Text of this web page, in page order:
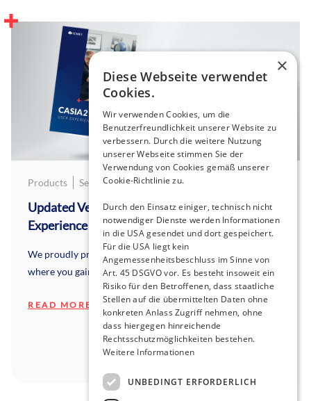
Products September 9, 2025
Updated Version 2025: CASIA2 User
Experience
We proudly present our brand new, updated brochure
where you gain insights from CASIA2 users.
READ MORE
×
Diese Webseite verwendet
Cookies.
Wir verwenden Cookies, um die
Benutzerfreundlichkeit unserer Website zu
verbessern. Durch die weitere Nutzung
unserer Webseite stimmen Sie der
Verwendung von Cookies gemäß unserer
Cookie-Richtlinie zu.
Durch den Einsatz einiger, technisch nicht
notwendiger Dienste werden Informationen
in die USA gesendet und dort gespeichert.
Für die USA liegt kein
Angemessenheitsbeschluss im Sinne von
Art. 45 DSGVO vor. Es besteht insoweit ein
Risiko für den Betroffenen, dass staatliche
Stellen auf die übermittelten Daten ohne
konkreten Anlass Zugriff nehmen, ohne
dass hiergegen hinreichende
Rechtsschutzmöglichkeiten bestehen.
Weitere Informationen
UNBEDINGT ERFORDERLICH